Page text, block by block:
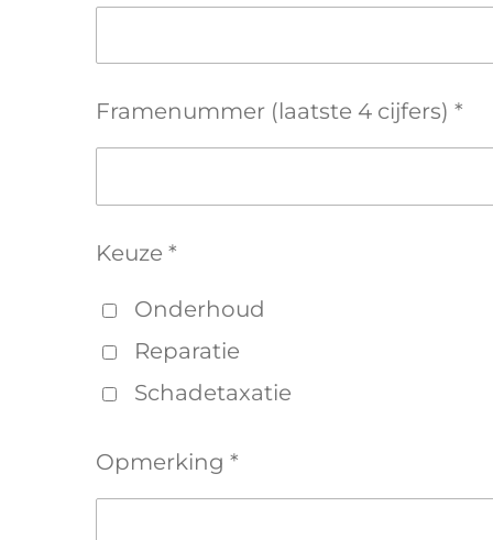
Framenummer (laatste 4 cijfers) *
Keuze *
Onderhoud
Reparatie
Schadetaxatie
Opmerking *